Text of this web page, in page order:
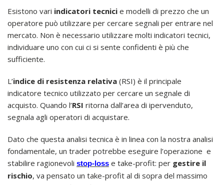
Esistono vari indicatori tecnici e modelli di prezzo che un
operatore può utilizzare per cercare segnali per entrare nel
mercato. Non è necessario utilizzare molti indicatori tecnici,
individuare uno con cui ci si sente confidenti è più che
sufficiente.
L’indice di resistenza relativa (RSI) è il principale
indicatore tecnico utilizzato per cercare un segnale di
acquisto. Quando l’RSI ritorna dall’area di ipervenduto,
segnala agli operatori di acquistare.
Dato che questa analisi tecnica è in linea con la nostra analisi
fondamentale, un trader potrebbe eseguire l’operazione e
stabilire ragionevoli stop-loss e take-profit: per gestire il
rischio, va pensato un take-profit al di sopra del massimo